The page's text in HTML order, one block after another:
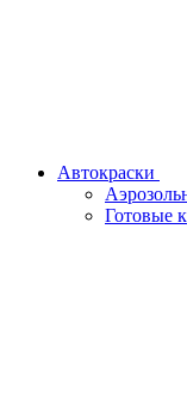
Автокраски
Готовые